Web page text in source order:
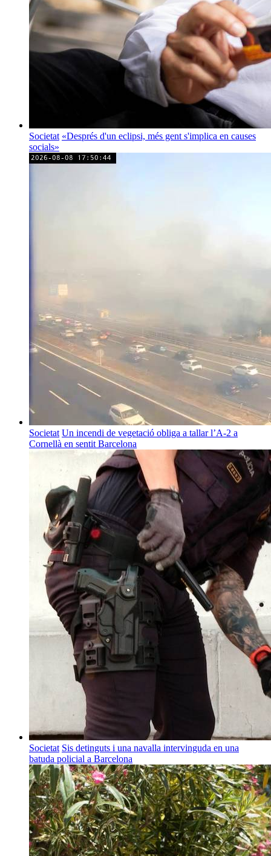
Societat «Després d'un eclipsi, més gent s'implica en causes
socials»
Societat Un incendi de vegetació obliga a tallar l’A-2 a
Cornellà en sentit Barcelona
Societat Sis detinguts i una navalla intervinguda en una
batuda policial a Barcelona